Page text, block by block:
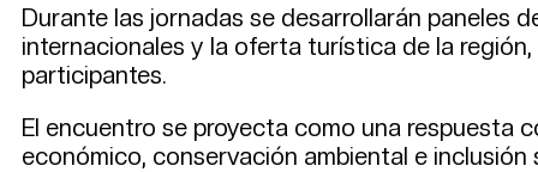
Durante las jornadas se desarrollarán paneles
internacionales y la oferta turística de la
participantes.
El encuentro se proyecta como una respuesta
económico, conservación ambiental e